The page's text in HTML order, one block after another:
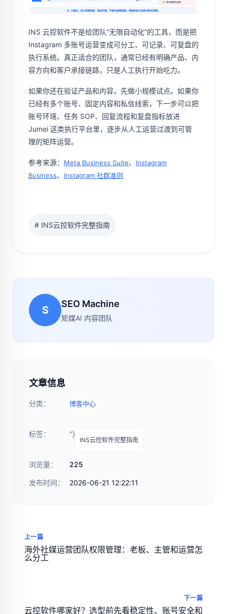
INS 云控软件不是给团队“无限自动化”的工具，而是把
Instagram 多账号运营变成可分工、可记录、可复盘的
执行系统。真正适合的团队，通常已经有明确产品、内
容方向和客户承接链路，只是人工执行开始吃力。
如果你还在验证产品和内容，先做小规模试点。如果你
已经有多个账号、固定内容和私信线索，下一步可以把
账号环境、任务 SOP、回复流程和复盘指标放进
Jumei 这类执行平台里，逐步从人工运营过渡到可管
理的矩阵运营。
参考来源： Meta Business Suite、 Instagram
Business、 Instagram 社群准则
# INS云控软件完整指南
S
SEO Machine
矩媒AI 内容团队
文章信息
分类： 博客中心
标签： "}
INS云控软件完整指南
浏览量： 225
发布时间： 2026-06-21 12:22:11
上一篇
海外社媒运营团队权限管理：老板、主管和运营怎
么分工
下一篇
云控软件哪家好？选型前先看稳定性、账号安全和